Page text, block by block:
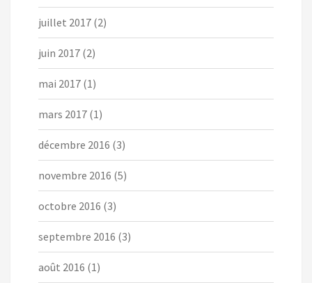
juillet 2017 (2)
juin 2017 (2)
mai 2017 (1)
mars 2017 (1)
décembre 2016 (3)
novembre 2016 (5)
octobre 2016 (3)
septembre 2016 (3)
août 2016 (1)